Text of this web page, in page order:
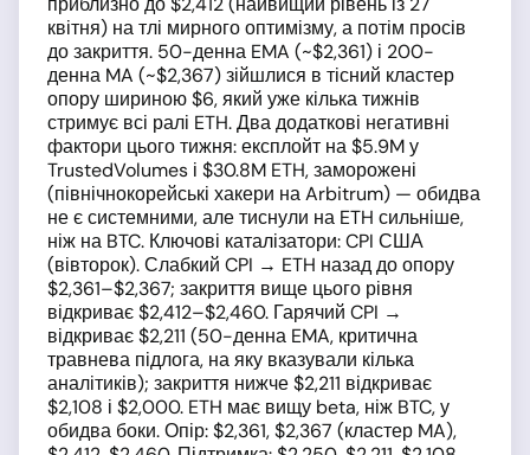
квітня) на тлі мирного оптимізму, а потім просів
до закриття. 50-денна EMA (~$2,361) і 200-
денна MA (~$2,367) зійшлися в тісний кластер
опору шириною $6, який уже кілька тижнів
стримує всі ралі ETH. Два додаткові негативні
фактори цього тижня: експлойт на $5.9M у
TrustedVolumes і $30.8M ETH, заморожені
(північнокорейські хакери на Arbitrum) — обидва
не є системними, але тиснули на ETH сильніше,
ніж на BTC. Ключові каталізатори: CPI США
(вівторок). Слабкий CPI → ETH назад до опору
$2,361–$2,367; закриття вище цього рівня
відкриває $2,412–$2,460. Гарячий CPI →
відкриває $2,211 (50-денна EMA, критична
травнева підлога, на яку вказували кілька
аналітиків); закриття нижче $2,211 відкриває
$2,108 і $2,000. ETH має вищу beta, ніж BTC, у
обидва боки. Опір: $2,361, $2,367 (кластер MA),